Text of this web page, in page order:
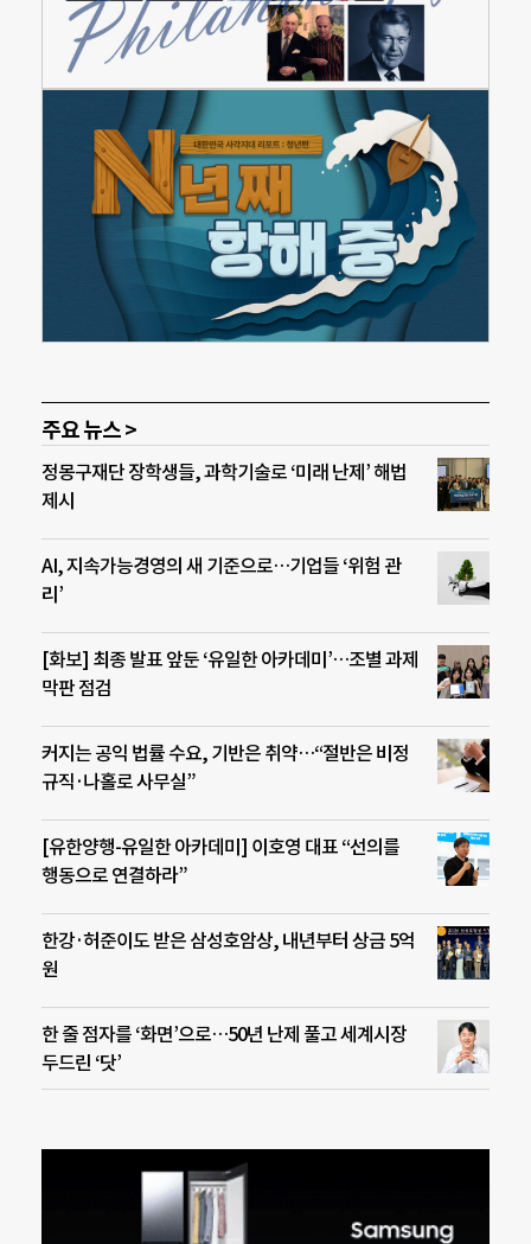
주요 뉴스 >
정몽구재단 장학생들, 과학기술로 ‘미래 난제’ 해법
제시
AI, 지속가능경영의 새 기준으로…기업들 ‘위험 관
리’
[화보] 최종 발표 앞둔 ‘유일한 아카데미’…조별 과제
막판 점검
커지는 공익 법률 수요, 기반은 취약…“절반은 비정
규직·나홀로 사무실”
[유한양행-유일한 아카데미] 이호영 대표 “선의를
행동으로 연결하라”
한강·허준이도 받은 삼성호암상, 내년부터 상금 5억
원
한 줄 점자를 ‘화면’으로…50년 난제 풀고 세계시장
두드린 ‘닷’